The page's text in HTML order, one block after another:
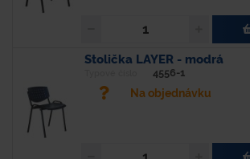
Stolička LAYER - modrá
4556-1
Na objednávku